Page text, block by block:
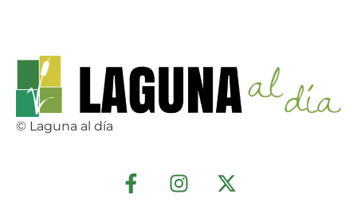
© Laguna al día